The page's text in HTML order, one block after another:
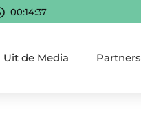
00:14:39
Uit de Media Partners